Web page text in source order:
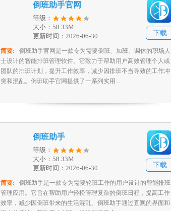
倒班助手官网
等级：
大小：58.33M
更新时间：2026-06-30
下载
简要:
倒班助手官网是一款专为需要倒班、加班、调休的职场人
士设计的智能排班管理软件。它致力于帮助用户高效管理个人或
团队的排班计划，提升工作效率，减少因排班不当导致的工作冲
突和混乱。倒班助手官网提供了一系列实用...
倒班助手
等级：
大小：58.33M
更新时间：2026-06-30
下载
简要:
倒班助手是一款专为需要轮班工作的用户设计的智能排班
管理应用。它旨在帮助用户轻松管理复杂的倒班日程，提高工作
效率，减少因倒班带来的生活混乱。倒班助手通过直观的界面和